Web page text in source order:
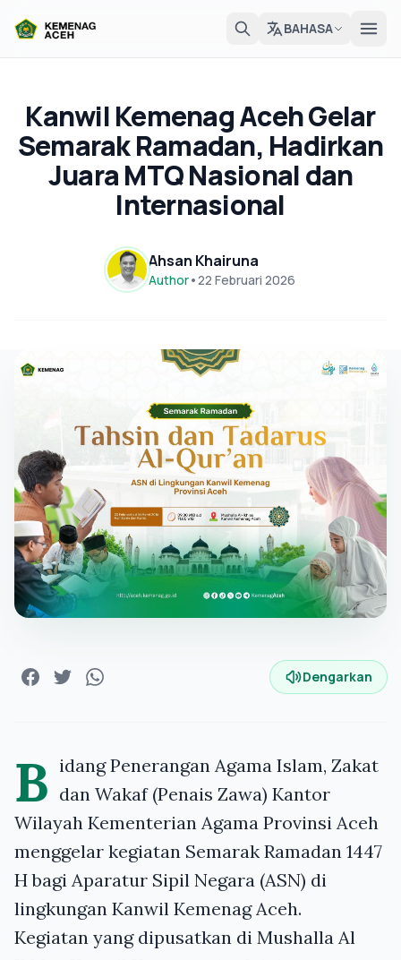
BAHASA
Kanwil Kemenag Aceh Gelar
Semarak Ramadan, Hadirkan
Juara MTQ Nasional dan
Internasional
Ahsan Khairuna
Author•22 Februari 2026
Dengarkan
B idang Penerangan Agama Islam, Zakat
dan Wakaf (Penais Zawa) Kantor
Wilayah Kementerian Agama Provinsi Aceh
menggelar kegiatan Semarak Ramadan 1447
H bagi Aparatur Sipil Negara (ASN) di
lingkungan Kanwil Kemenag Aceh.
Kegiatan yang dipusatkan di Mushalla Al